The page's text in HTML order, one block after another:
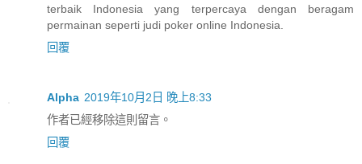
terbaik Indonesia yang terpercaya dengan beragam
permainan seperti judi poker online Indonesia.
回覆
Alpha 2019年10月2日 晚上8:33
作者已經移除這則留言。
回覆